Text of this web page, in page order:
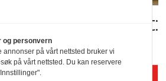
norske yoghurt:
og personvern
annonser på vårt nettsted bruker vi
på vårt nettsted. Du kan reservere